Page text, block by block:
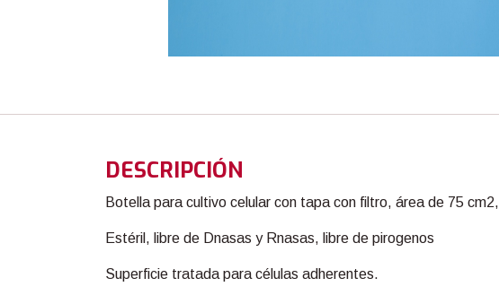
DESCRIPCIÓN
Botella para cultivo celular con tapa con filtro, área de 75 cm2,
Estéril, libre de Dnasas y Rnasas, libre de pirogenos
Superficie tratada para células adherentes.